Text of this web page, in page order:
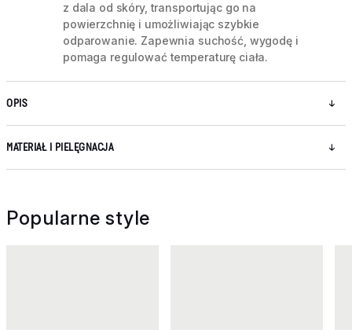
z dala od skóry, transportując go na
powierzchnię i umożliwiając szybkie
odparowanie. Zapewnia suchość, wygodę i
pomaga regulować temperaturę ciała.
OPIS
MATERIAŁ I PIELĘGNACJA
Popularne style